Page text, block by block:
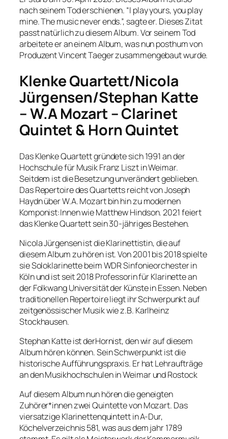
nach seinem Tod erschienen. “I play yours, you play
mine. The music never ends.”, sagte er. Dieses Zitat
passt natürlich zu diesem Album. Vor seinem Tod
arbeitete er an einem Album, was nun posthum von
Produzent Vincent Taeger zusammengebaut wurde.
Klenke Quartett/Nicola
Jürgensen/Stephan Katte
– W.A Mozart – Clarinet
Quintet & Horn Quintet
Das Klenke Quartett gründete sich 1991 an der
Hochschule für Musik Franz Liszt in Weimar.
Seitdem ist die Besetzung unverändert geblieben.
Das Repertoire des Quartetts reicht von Joseph
Haydn über W.A. Mozart bin hin zu modernen
Komponist:Innen wie Matthew Hindson. 2021 feiert
das Klenke Quartett sein 30-jähriges Bestehen.
Nicola Jürgensen ist die Klarinettistin, die auf
diesem Album zu hören ist. Von 2001 bis 2018 spielte
sie Soloklarinette beim WDR Sinfonieorchester in
Köln und ist seit 2018 Professorin für Klarinette an
der Folkwang Universität der Künste in Essen. Neben
traditionellen Repertoire liegt ihr Schwerpunkt auf
zeitgenössischer Musik wie z.B. Karlheinz
Stockhausen.
Stephan Katte ist derHornist, den wir auf diesem
Album hören können. Sein Schwerpunkt ist die
historische Aufführungspraxis. Er hat Lehraufträge
an den Musikhochschulen in Weimar und Rostock
Auf diesem Album nun hören die geneigten
Zuhörer*innen zwei Quintette von Mozart. Das
viersatzige Klarinettenquintett in A-Dur,
Köchelverzeichnis 581, was aus dem jahr 1789